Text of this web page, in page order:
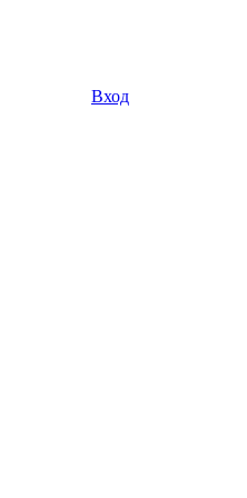
Вход